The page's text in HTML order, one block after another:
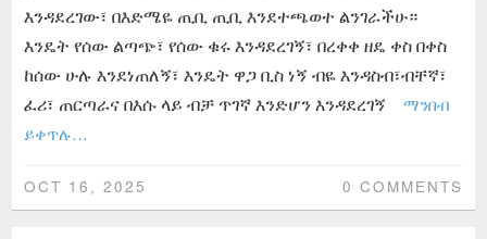
እንዳደረገው፣ በእድሜዬ ጢቢ ጢቢ እንደተጫወተ ልንገራችሁ።
እንዴት የሰው ልጣጭ፣ የሰው ቁሩ እንዳደረገኝ፣ በረቀቀ ዘዴ ቀስ በቀስ
ከሰው ሁሉ እንደነጠለኝ፣ እንዴት ዋጋ ቢስ ነኝ ብዬ እንዳስብ፣ብቸኛ፣
ፈሪ፣ ጠርጣራና በእሱ ላይ ብቻ ጥገኛ እንድሆን እንዳደረገኝ
ማንበብ
ይቀጥሉ…
OCT 16, 2025 0 COMMENTS